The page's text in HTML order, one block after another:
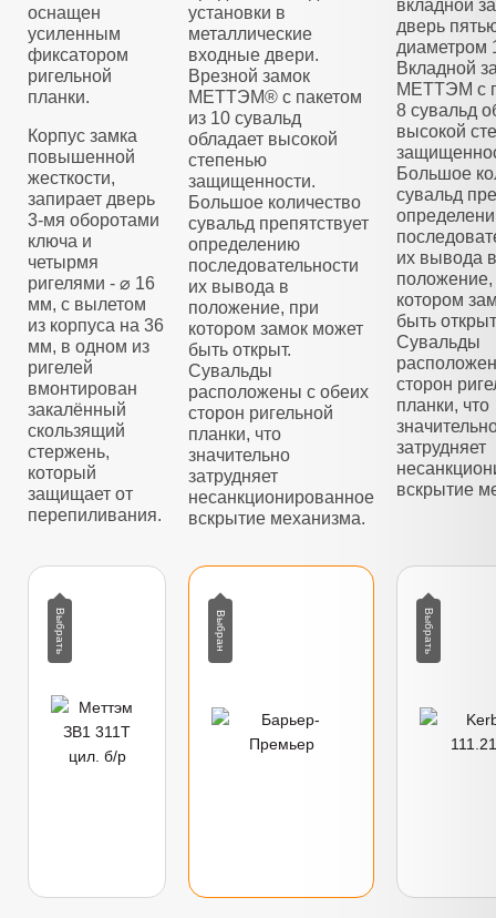
оснащен
усиленным
фиксатором
ригельной
планки.
Корпус замка
повышенной
жесткости,
запирает дверь
3-мя оборотами
ключа и
четырмя
ригелями - ⌀ 16
мм, с вылетом
из корпуса на 36
мм, в одном из
ригелей
вмонтирован
закалённый
скользящий
стержень,
который
защищает от
перепиливания.
установки в
металлические
входные двери.
Врезной замок
МЕТТЭМ® с пакетом
из 10 сувальд
обладает высокой
степенью
защищенности.
Большое количество
сувальд препятствует
определению
последовательности
их вывода в
положение, при
котором замок может
быть открыт.
Сувальды
расположены с обеих
сторон ригельной
планки, что
значительно
затрудняет
несанкционированное
вскрытие механизма.
вкладной
дверь
диаметром
Вкладной
МЕТТЭМ с
8 сувальд
высокой
Большое
сувальд
их вывода в
положение,
котором
быть
Сувальды
сторон
планки, что
затрудняет
вскрытие